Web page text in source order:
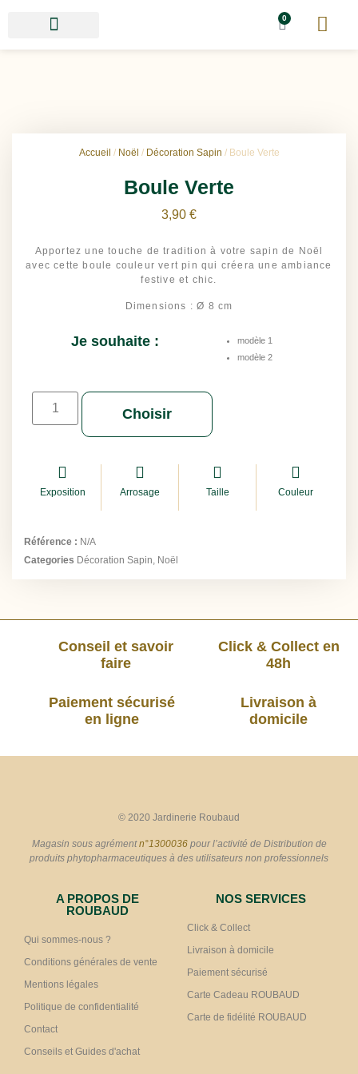
0
Accueil / Noël / Décoration Sapin / Boule Verte
Boule Verte
3,90 €
Apportez une touche de tradition à votre sapin de Noël
avec cette boule couleur vert pin qui créera une ambiance
festive et chic.
Dimensions : Ø 8 cm
Je souhaite :
modèle 1
modèle 2
Choisir
Exposition Arrosage Taille Couleur
Référence : N/A
Categories Décoration Sapin, Noël
Conseil et savoir
faire
Click & Collect en
48h
Paiement sécurisé
en ligne
Livraison à
domicile
© 2020 Jardinerie Roubaud
Magasin sous agrémentn°1300036pour l’activité de Distribution de
produits phytopharmaceutiques à des utilisateurs non professionnels
A PROPOS DE
ROUBAUD
Qui sommes-nous ?
Conditions générales de vente
Mentions légales
Politique de confidentialité
Contact
Conseils et Guides d'achat
NOS SERVICES
Click & Collect
Livraison à domicile
Paiement sécurisé
Carte Cadeau ROUBAUD
Carte de fidélité ROUBAUD